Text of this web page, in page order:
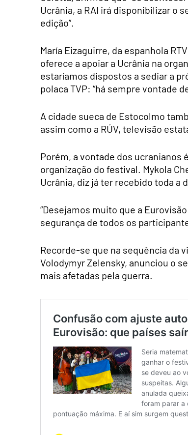
Ucrânia, a RAI irá disponibilizar o
edição”.
María Eizaguirre, da espanhola
oferece a apoiar a Ucrânia na
estaríamos dispostos a sediar a
polaca TVP: “há sempre vontade
A cidade sueca de Estocolmo
assim como a RÚV, televisão
Porém, a vontade dos ucranianos
organização do festival. Mykola
Ucrânia, diz já ter recebido toda a
“Desejamos muito que a
segurança de todos os
Recorde-se que na sequência da
Volodymyr Zelensky, anunciou o
mais afetadas pela guerra.